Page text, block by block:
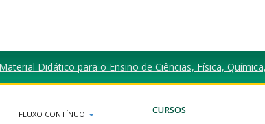
Didático para o Ensino de Ciências, Física,
FLUXO CONTÍNUO
CURSOS